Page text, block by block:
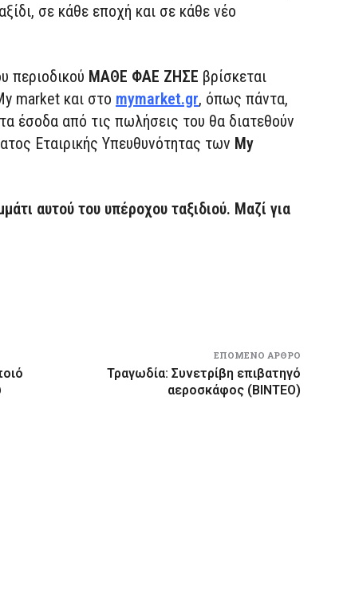
σε κάθε εποχή και σε κάθε νέο
περιοδικού ΜΑΘΕ ΦΑΕ ΖΗΣΕ βρίσκεται
market και στο mymarket.gr, όπως πάντα,
τα έσοδα από τις πωλήσεις του θα διατεθούν
Εταιρικής Υπευθυνότητας των My
αυτού του υπέροχου ταξιδιού. Μαζί για
ΕΠΌΜΕΝΟ ΆΡΘΡΟ
Τραγωδία: Συνετρίβη επιβατηγό
αεροσκάφος (ΒΙΝΤΕΟ)